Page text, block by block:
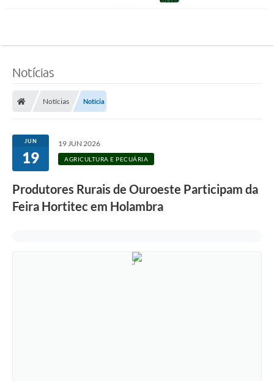
Notícias
Notícias Notícia
JUN
19
19 JUN 2026
AGRICULTURA E PECUÁRIA
Produtores Rurais de Ouroeste Participam da
Feira Hortitec em Holambra